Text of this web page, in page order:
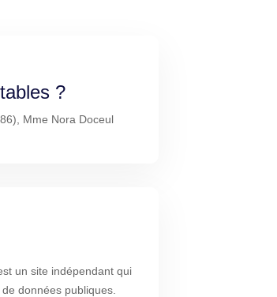
?
Mme Nora Doceul
un site indépendant qui
données publiques.